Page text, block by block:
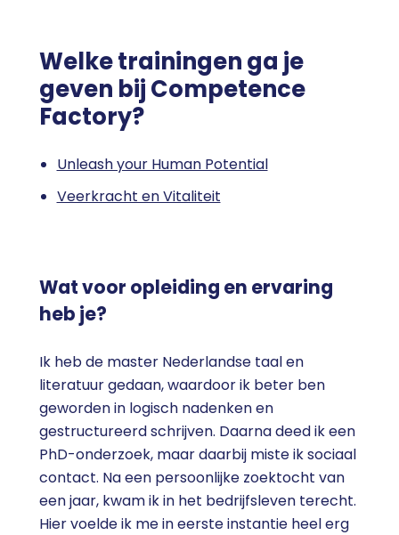
Welke trainingen ga je
geven bij Competence
Factory?
Unleash your Human Potential
Veerkracht en Vitaliteit
Wat voor opleiding en ervaring
heb je?
Ik heb de master Nederlandse taal en
literatuur gedaan, waardoor ik beter ben
geworden in logisch nadenken en
gestructureerd schrijven. Daarna deed ik een
PhD-onderzoek, maar daarbij miste ik sociaal
contact. Na een persoonlijke zoektocht van
een jaar, kwam ik in het bedrijfsleven terecht.
Hier voelde ik me in eerste instantie heel erg